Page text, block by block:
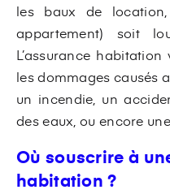
les baux de
appartement) soit
L’assurance
les dommages causés
un incendie, un
des eaux, ou encore
Où souscrire à
habitation ?